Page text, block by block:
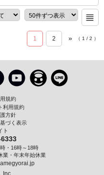
ヴィルが演じた「リヴィアのゲ
ラルト」に退治された、蜘蛛の
様な体に人の様な顔を持つ怪物
キキモラ。同シリーズのアクシ
せ、大きめのサイズ感で再現。
アクセサリーとしてダメージを
負ったヘッドパーツが付属しま
す。「最近クリーチャーが不足
している…」とお嘆きのあなた
にお届けいたします。
1 2 » （ 1 / 2 ）
規約
利用規約
方針
づく表示
ト
・16時～18時
業・年末年始休業
Inc.